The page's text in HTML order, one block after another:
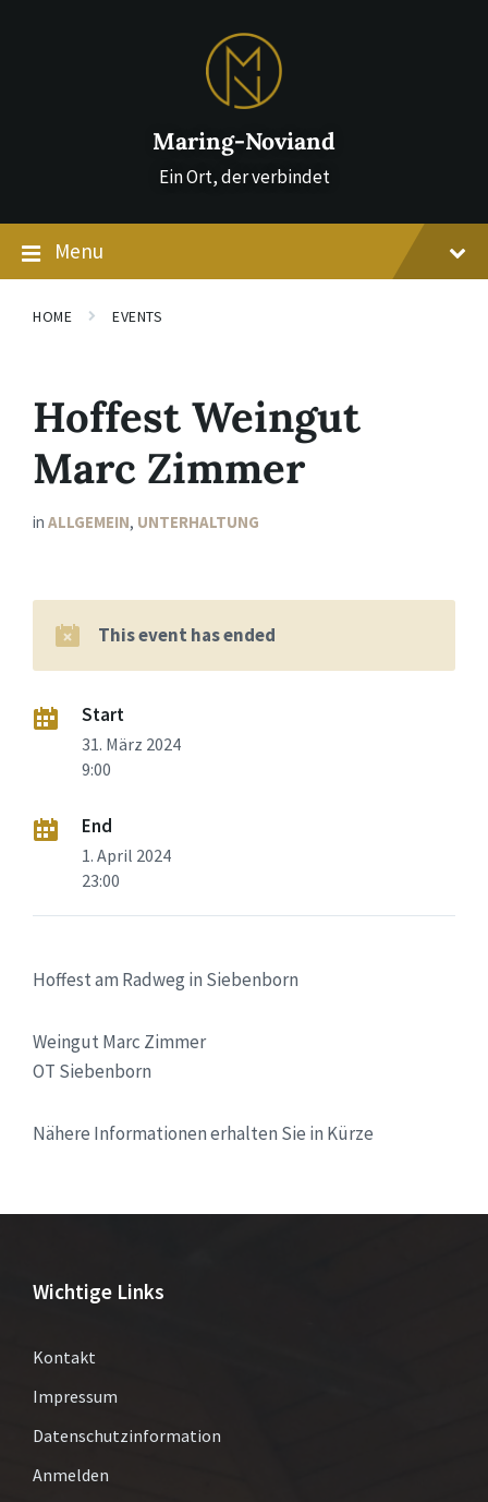
Maring-Noviand
Ein Ort, der verbindet
Menu
HOME EVENTS
Hoffest Weingut
Marc Zimmer
in ALLGEMEIN, UNTERHALTUNG
This event has ended
Start
31. März 2024
9:00
End
1. April 2024
23:00
Hoffest am Radweg in Siebenborn
Weingut Marc Zimmer
OT Siebenborn
Nähere Informationen erhalten Sie in Kürze
Wichtige Links
Kontakt
Impressum
Datenschutzinformation
Anmelden